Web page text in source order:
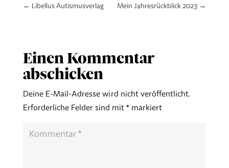
← Libellus Autismusverlag Mein Jahresrückblick 2023 →
Einen Kommentar
abschicken
Deine E-Mail-Adresse wird nicht veröffentlicht.
Erforderliche Felder sind mit *markiert